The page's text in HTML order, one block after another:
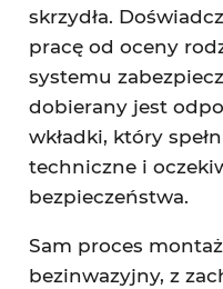
skrzydła.
pracę od oceny
systemu
dobierany jest
wkładki, który
techniczne i
bezpieczeństwa.
Sam proces
bezinwazyjny, z